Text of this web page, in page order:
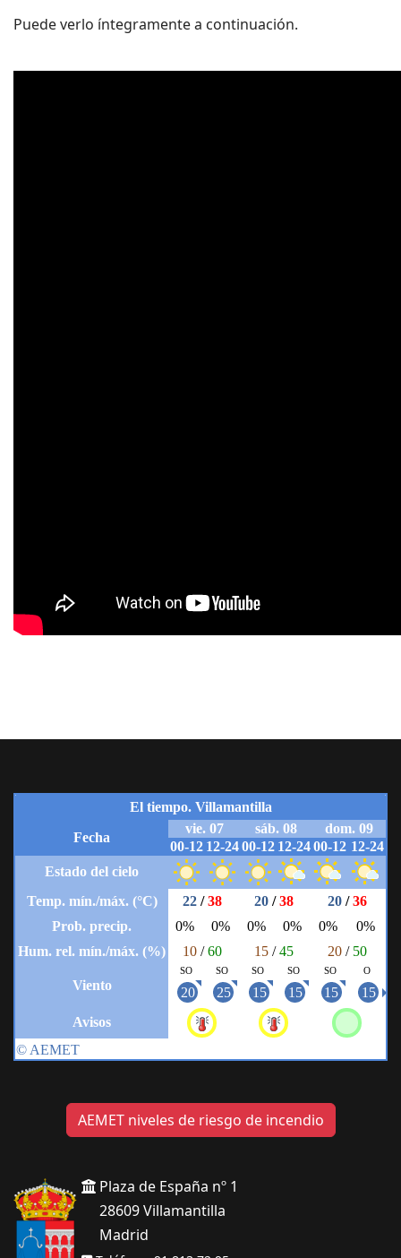
Puede verlo íntegramente a continuación.
AEMET niveles de riesgo de incendio
Plaza de España nº 1
28609 Villamantilla
Madrid